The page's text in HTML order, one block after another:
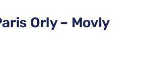
Orly – Movly